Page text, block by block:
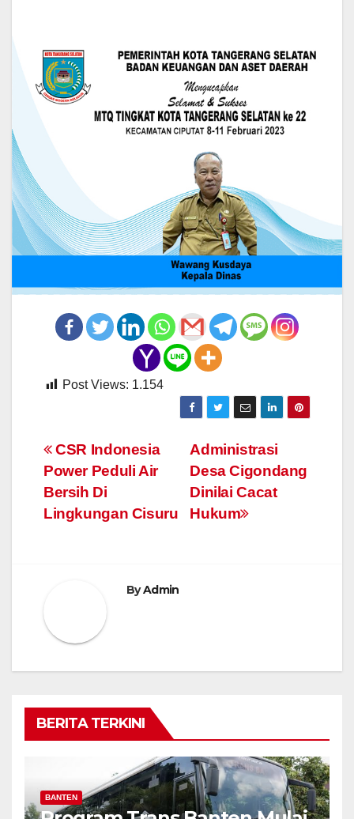
Post Views: 1.154
Navigasi
pos
Administrasi
Desa Cigondang
Dinilai Cacat
Hukum
CSR Indonesia
Power Peduli Air
Bersih Di
Lingkungan Cisuru
ByAdmin
BERITA TERKINI
BANTEN